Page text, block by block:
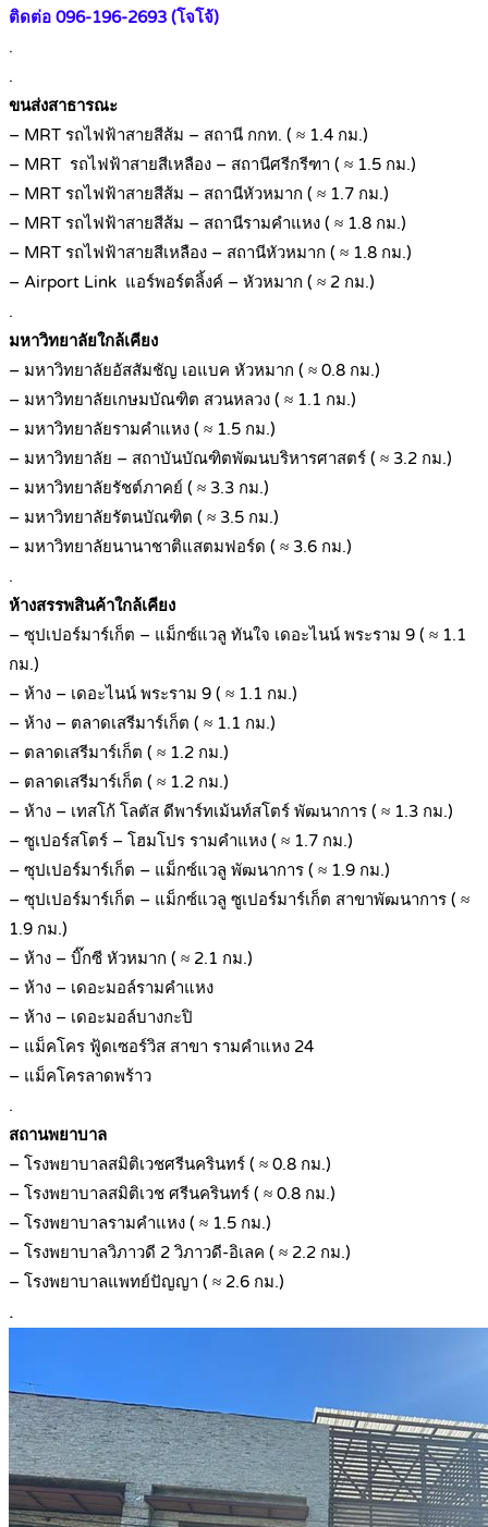
ติดต่อ 096-196-2693 (โจโจ้)
.
.
ขนส่งสาธารณะ
– MRT รถไฟฟ้าสายสีส้ม – สถานี กกท. ( ≈ 1.4 กม.)
– MRT รถไฟฟ้าสายสีเหลือง – สถานีศรีกรีฑา ( ≈ 1.5 กม.)
– MRT รถไฟฟ้าสายสีส้ม – สถานีหัวหมาก ( ≈ 1.7 กม.)
– MRT รถไฟฟ้าสายสีส้ม – สถานีรามคำแหง ( ≈ 1.8 กม.)
– MRT รถไฟฟ้าสายสีเหลือง – สถานีหัวหมาก ( ≈ 1.8 กม.)
– Airport Link แอร์พอร์ตลิ้งค์ – หัวหมาก ( ≈ 2 กม.)
.
มหาวิทยาลัยใกล้เคียง
– มหาวิทยาลัยอัสสัมชัญ เอแบค หัวหมาก ( ≈ 0.8 กม.)
– มหาวิทยาลัยเกษมบัณฑิต สวนหลวง ( ≈ 1.1 กม.)
– มหาวิทยาลัยรามคำแหง ( ≈ 1.5 กม.)
– มหาวิทยาลัย – สถาบันบัณฑิตพัฒนบริหารศาสตร์ ( ≈ 3.2 กม.)
– มหาวิทยาลัยรัชต์ภาคย์ ( ≈ 3.3 กม.)
– มหาวิทยาลัยรัตนบัณฑิต ( ≈ 3.5 กม.)
– มหาวิทยาลัยนานาชาติแสตมฟอร์ด ( ≈ 3.6 กม.)
.
ห้างสรรพสินค้าใกล้เคียง
– ซุปเปอร์มาร์เก็ต – แม็กซ์แวลู ทันใจ เดอะไนน์ พระราม 9 ( ≈ 1.1
กม.)
– ห้าง – เดอะไนน์ พระราม 9 ( ≈ 1.1 กม.)
– ห้าง – ตลาดเสรีมาร์เก็ต ( ≈ 1.1 กม.)
– ตลาดเสรีมาร์เก็ต ( ≈ 1.2 กม.)
– ตลาดเสรีมาร์เก็ต ( ≈ 1.2 กม.)
– ห้าง – เทสโก้ โลตัส ดีพาร์ทเม้นท์สโตร์ พัฒนาการ ( ≈ 1.3 กม.)
– ซูเปอร์สโตร์ – โฮมโปร รามคำแหง ( ≈ 1.7 กม.)
– ซุปเปอร์มาร์เก็ต – แม็กซ์แวลู พัฒนาการ ( ≈ 1.9 กม.)
– ซุปเปอร์มาร์เก็ต – แม็กซ์แวลู ซูเปอร์มาร์เก็ต สาขาพัฒนาการ ( ≈
1.9 กม.)
– ห้าง – บิ๊กซี หัวหมาก ( ≈ 2.1 กม.)
– ห้าง – เดอะมอล์รามคำแหง
– ห้าง – เดอะมอล์บางกะปิ
– แม็คโคร ฟู้ดเซอร์วิส สาขา รามคำแหง 24
– แม็คโครลาดพร้าว
.
สถานพยาบาล
– โรงพยาบาลสมิติเวชศรีนครินทร์ ( ≈ 0.8 กม.)
– โรงพยาบาลสมิติเวช ศรีนครินทร์ ( ≈ 0.8 กม.)
– โรงพยาบาลรามคำแหง ( ≈ 1.5 กม.)
– โรงพยาบาลวิภาวดี 2 วิภาวดี-อิเลค ( ≈ 2.2 กม.)
– โรงพยาบาลแพทย์ปัญญา ( ≈ 2.6 กม.)
.